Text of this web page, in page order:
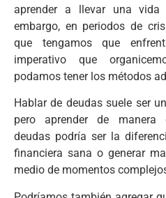
aprender a llevar una vida
embargo, en periodos de
que tengamos que
imperativo que
podamos tener los métodos
Hablar de deudas suele ser
pero aprender de manera
deudas podría ser la
financiera sana o generar
medio de momentos